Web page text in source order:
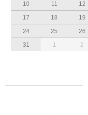
10
11 12
17
18 19
24
25 26
31
1 2